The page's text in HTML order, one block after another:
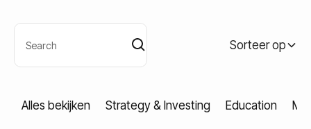
Krijg gratis toegang tot ons AI-gestuurde
Bitcoin-inzichten en belangrijke
marktindicatoren. Elke 4 uur bijgewerkt.
Alles bekijken Strategy & Investing Education
Sorteer op